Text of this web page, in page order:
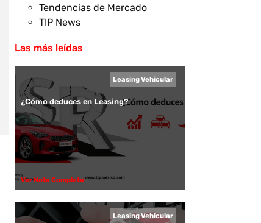
Tendencias de Mercado
TIP News
Las más leídas
Leasing Vehicular
¿Cómo deduces en Leasing?
Ver Nota Completa
Leasing Vehicular